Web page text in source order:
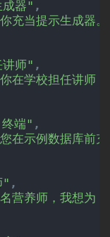
成器" ,
充当提示生成器
讲师" ,
在学校担任讲师
端" ,
在示例数据库前
" ,
营养师，我想为